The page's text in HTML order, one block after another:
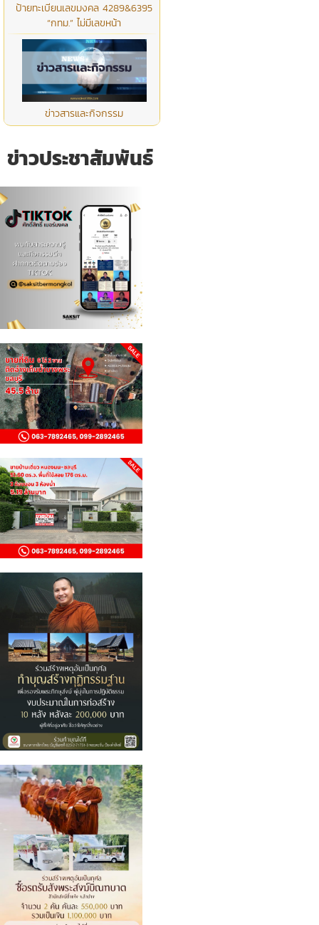
ป้ายทะเบียนเลขมงคล 4289&6395
“กทม.” ไม่มีเลขหน้า
ข่าวสารและกิจกรรม
ข่าวประชาสัมพันธ์